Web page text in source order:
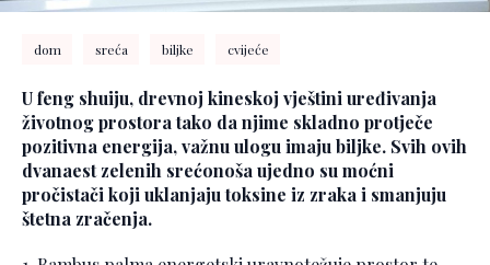
dom sreća biljke cvijeće
U feng shuiju, drevnoj kineskoj vještini uređivanja
životnog prostora tako da njime skladno protječe
pozitivna energija, važnu ulogu imaju biljke. Svih ovih
dvanaest zelenih srećonoša ujedno su moćni
pročistači koji uklanjaju toksine iz zraka i smanjuju
štetna zračenja.